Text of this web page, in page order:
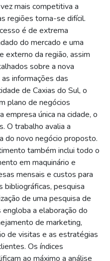
mais competitiva a
regiões torna-se difícil.
é de extrema
do mercado e uma
externo da região, assim
sobre a nova
informações das
de Caxias do Sul, o
plano de negócios
empresa única na cidade, o
O trabalho avalia a
do novo negócio proposto.
também inclui todo o
em maquinário e
mensais e custos para
bibliográficas, pesquisa
de uma pesquisa de
a elaboração do
de marketing,
de visitas e as estratégias
Os índices
ao máximo a análise